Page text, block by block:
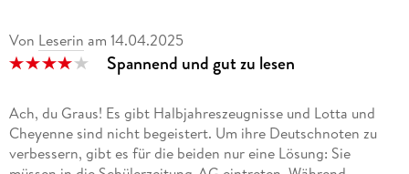
Von Leserin am 14.04.2025
Spannend und gut zu lesen
Ach, du Graus! Es gibt Halbjahreszeugnisse und Lotta und
Cheyenne sind nicht begeistert. Um ihre Deutschnoten zu
verbessern, gibt es für die beiden nur eine Lösung: Sie